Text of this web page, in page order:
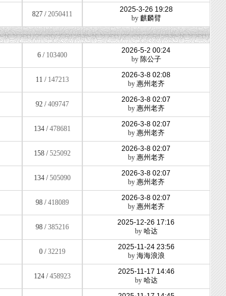
827 /2050411
2025-3-26 19:28
by 麒麟臂
6 / 103400
2026-5-2 00:24
by 陈公子
11 / 147213
2026-3-8 02:08
by 惠州老齐
92 /409747
2026-3-8 02:07
by 惠州老齐
134 /478681
2026-3-8 02:07
by 惠州老齐
158 /525092
2026-3-8 02:07
by 惠州老齐
134 /505090
2026-3-8 02:07
by 惠州老齐
98 /418089
2026-3-8 02:07
by 惠州老齐
98 /385216
2025-12-26 17:16
by 哈达
0 /32219
2025-11-24 23:56
by 海海浪浪
124 /458923
2025-11-17 14:46
by 哈达